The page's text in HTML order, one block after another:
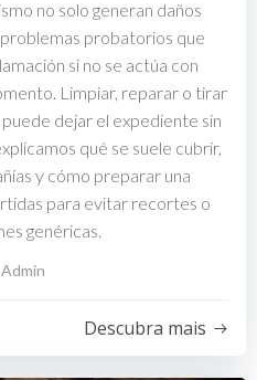
no solo generan daños
probatorios que
si no se actúa con
Limpiar, reparar o tirar
dejar el expediente sin
qué se suele cubrir,
y cómo preparar una
para evitar recortes o
genéricas.
Admin
Descubra mais